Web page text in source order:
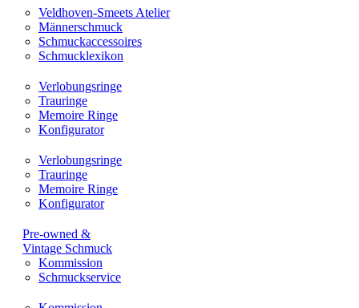
Veldhoven-Smeets Atelier
Männerschmuck
Schmuckaccessoires
Schmucklexikon
Verlobungsringe
Trauringe
Memoire Ringe
Konfigurator
Verlobungsringe
Trauringe
Memoire Ringe
Konfigurator
Pre-owned &
Vintage Schmuck
Kommission
Schmuckservice